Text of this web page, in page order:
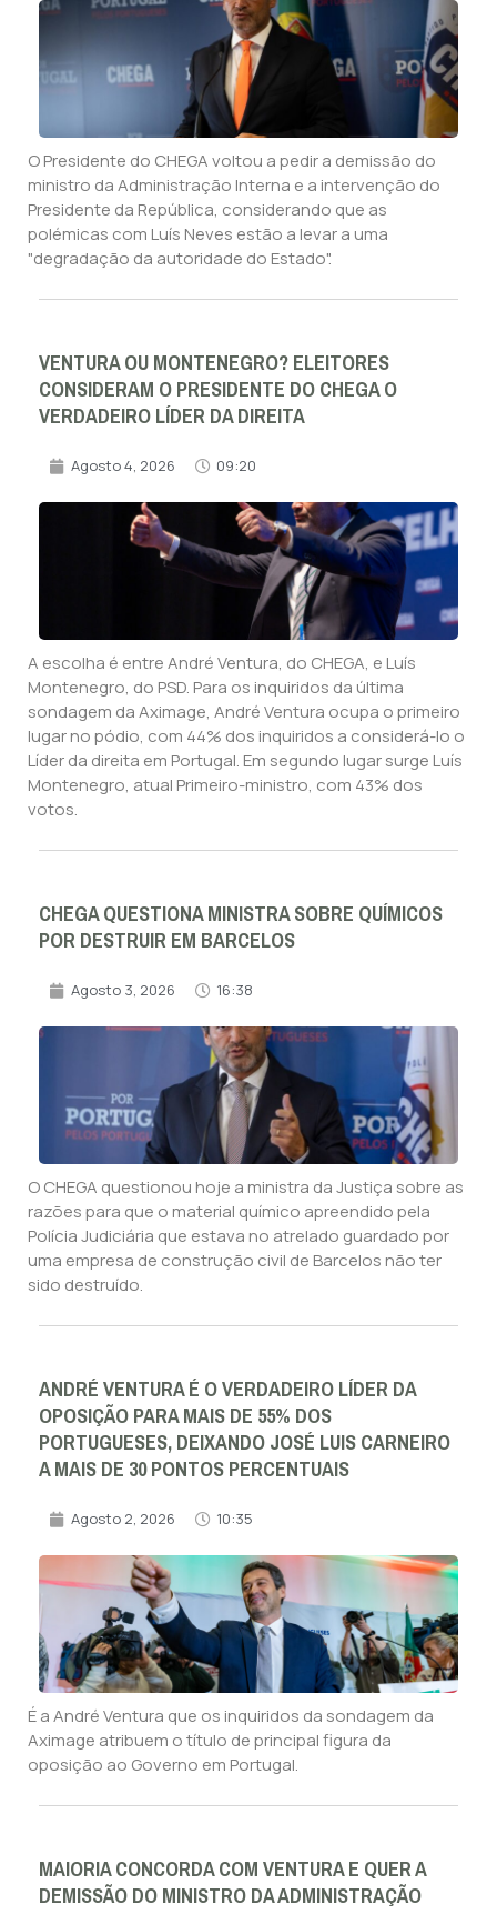
O Presidente do CHEGA voltou a pedir a demissão do
ministro da Administração Interna e a intervenção do
Presidente da República, considerando que as
polémicas com Luís Neves estão a levar a uma
"degradação da autoridade do Estado".
VENTURA OU MONTENEGRO? ELEITORES
CONSIDERAM O PRESIDENTE DO CHEGA O
VERDADEIRO LÍDER DA DIREITA
Agosto 4, 2026 09:20
A escolha é entre André Ventura, do CHEGA, e Luís
Montenegro, do PSD. Para os inquiridos da última
sondagem da Aximage, André Ventura ocupa o primeiro
lugar no pódio, com 44% dos inquiridos a considerá-lo o
Líder da direita em Portugal. Em segundo lugar surge Luís
Montenegro, atual Primeiro-ministro, com 43% dos
votos.
CHEGA QUESTIONA MINISTRA SOBRE QUÍMICOS
POR DESTRUIR EM BARCELOS
Agosto 3, 2026 16:38
O CHEGA questionou hoje a ministra da Justiça sobre as
razões para que o material químico apreendido pela
Polícia Judiciária que estava no atrelado guardado por
uma empresa de construção civil de Barcelos não ter
sido destruído.
ANDRÉ VENTURA É O VERDADEIRO LÍDER DA
OPOSIÇÃO PARA MAIS DE 55% DOS
PORTUGUESES, DEIXANDO JOSÉ LUIS CARNEIRO
A MAIS DE 30 PONTOS PERCENTUAIS
Agosto 2, 2026 10:35
É a André Ventura que os inquiridos da sondagem da
Aximage atribuem o título de principal figura da
oposição ao Governo em Portugal.
MAIORIA CONCORDA COM VENTURA E QUER A
DEMISSÃO DO MINISTRO DA ADMINISTRAÇÃO